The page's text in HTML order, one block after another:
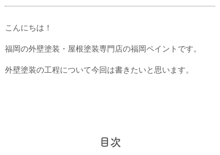
こんにちは！
福岡の外壁塗装・屋根塗装専門店の福岡ペイントです。
外壁塗装の工程について今回は書きたいと思います。
目次